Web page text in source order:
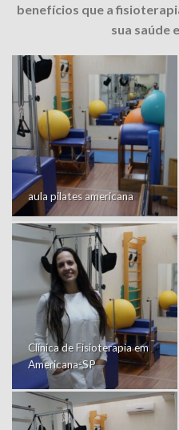
benefícios que a
sua saúde
aula pilates americana
Clínica de Fisioterapia em
Americana-SP